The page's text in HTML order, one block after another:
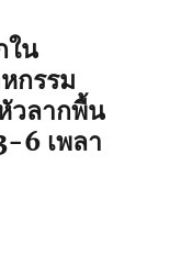
ใน
กรรม
วลากพื้น
6 เพลา